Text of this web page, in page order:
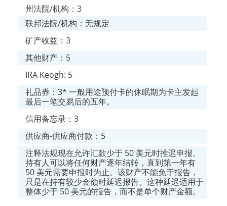
州法院/机构：3
联邦法院/机构：无规定
矿产收益：3
其他财产：5
IRA Keogh: 5
礼品券：3* 一般用途预付卡的休眠期为卡主发起
最后一笔交易后的五年。
信用备忘录：3
供应商-供应商付款：5
注释法规现在允许汇款少于 50 美元时推迟申报。
持有人可以将任何财产逐年结转，直到第一年有
50 美元需要申报时为止。该财产不能免于报告，
只是在持有较少金额时延迟报告。这种延迟适用于
整体少于 50 美元的报告，而不是单个财产金额。